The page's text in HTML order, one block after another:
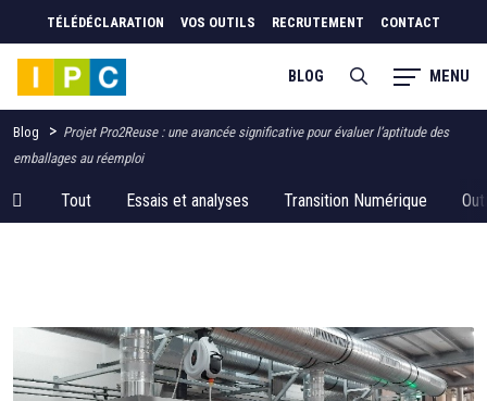
TÉLÉDÉCLARATION VOS OUTILS RECRUTEMENT CONTACT
BLOG MENU
Blog > Projet Pro2Reuse : une avancée significative pour évaluer l’aptitude des
emballages au réemploi
Tout Essais et analyses Transition Numérique